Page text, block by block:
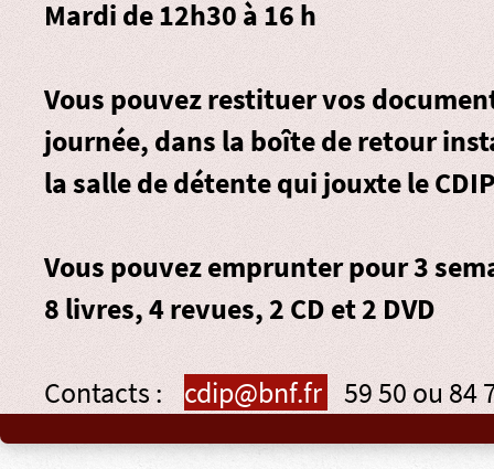
Mardi de 12h30 à 16 h
Vous pouvez restituer vos
journée, dans la boîte de retour
la salle de détente qui jouxte le
Vous pouvez emprunter pour 3
8 livres, 4 revues, 2 CD et 2 DVD
Contacts : cdip@bnf.fr 59 50 ou 84